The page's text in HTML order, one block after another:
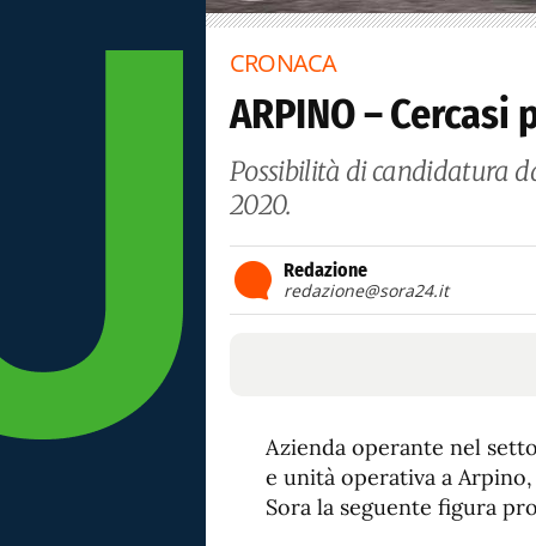
CRONACA
ARPINO –
Possibilità di candidatura
2020.
Redazione
redazione@sora24.it
Azienda operante nel
e unità operativa a
Sora la seguente figura